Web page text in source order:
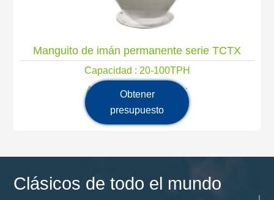
Manguito de imán permanente serie TCTX
Capacidad : 20-100TPH
Alimentación principal :
Obtener
presupuesto
Clásicos de todo el mundo